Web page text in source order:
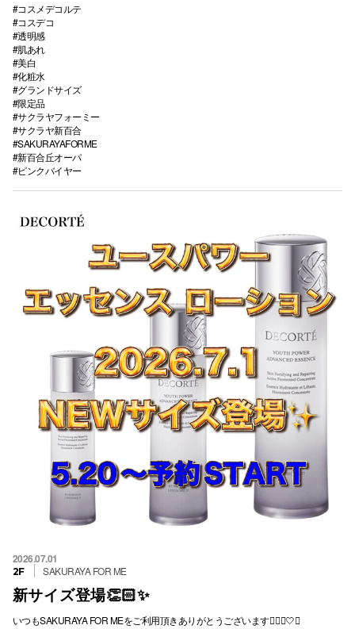
#コスメデコルテ
#コスデコ
#透明感
#肌あれ
#美白
#化粧水
#グランドサイズ
#限定品
#サクラヤフォーミー
#サクラヤ新百合
#SAKURAYAFORME
#新百合丘オーパ
#ピンクバイヤー
2026.07.01
2F SAKURAYA FOR ME
新サイズ登場👏🏻✨
いつもSAKURAYA FOR MEをご利用頂きありがとうございます💁🏻‍♀️🤍✨